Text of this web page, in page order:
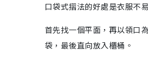
口袋式摺法的好處是衣服不
首先找一個平面，再以領口
袋，最後直向放入櫃桶。